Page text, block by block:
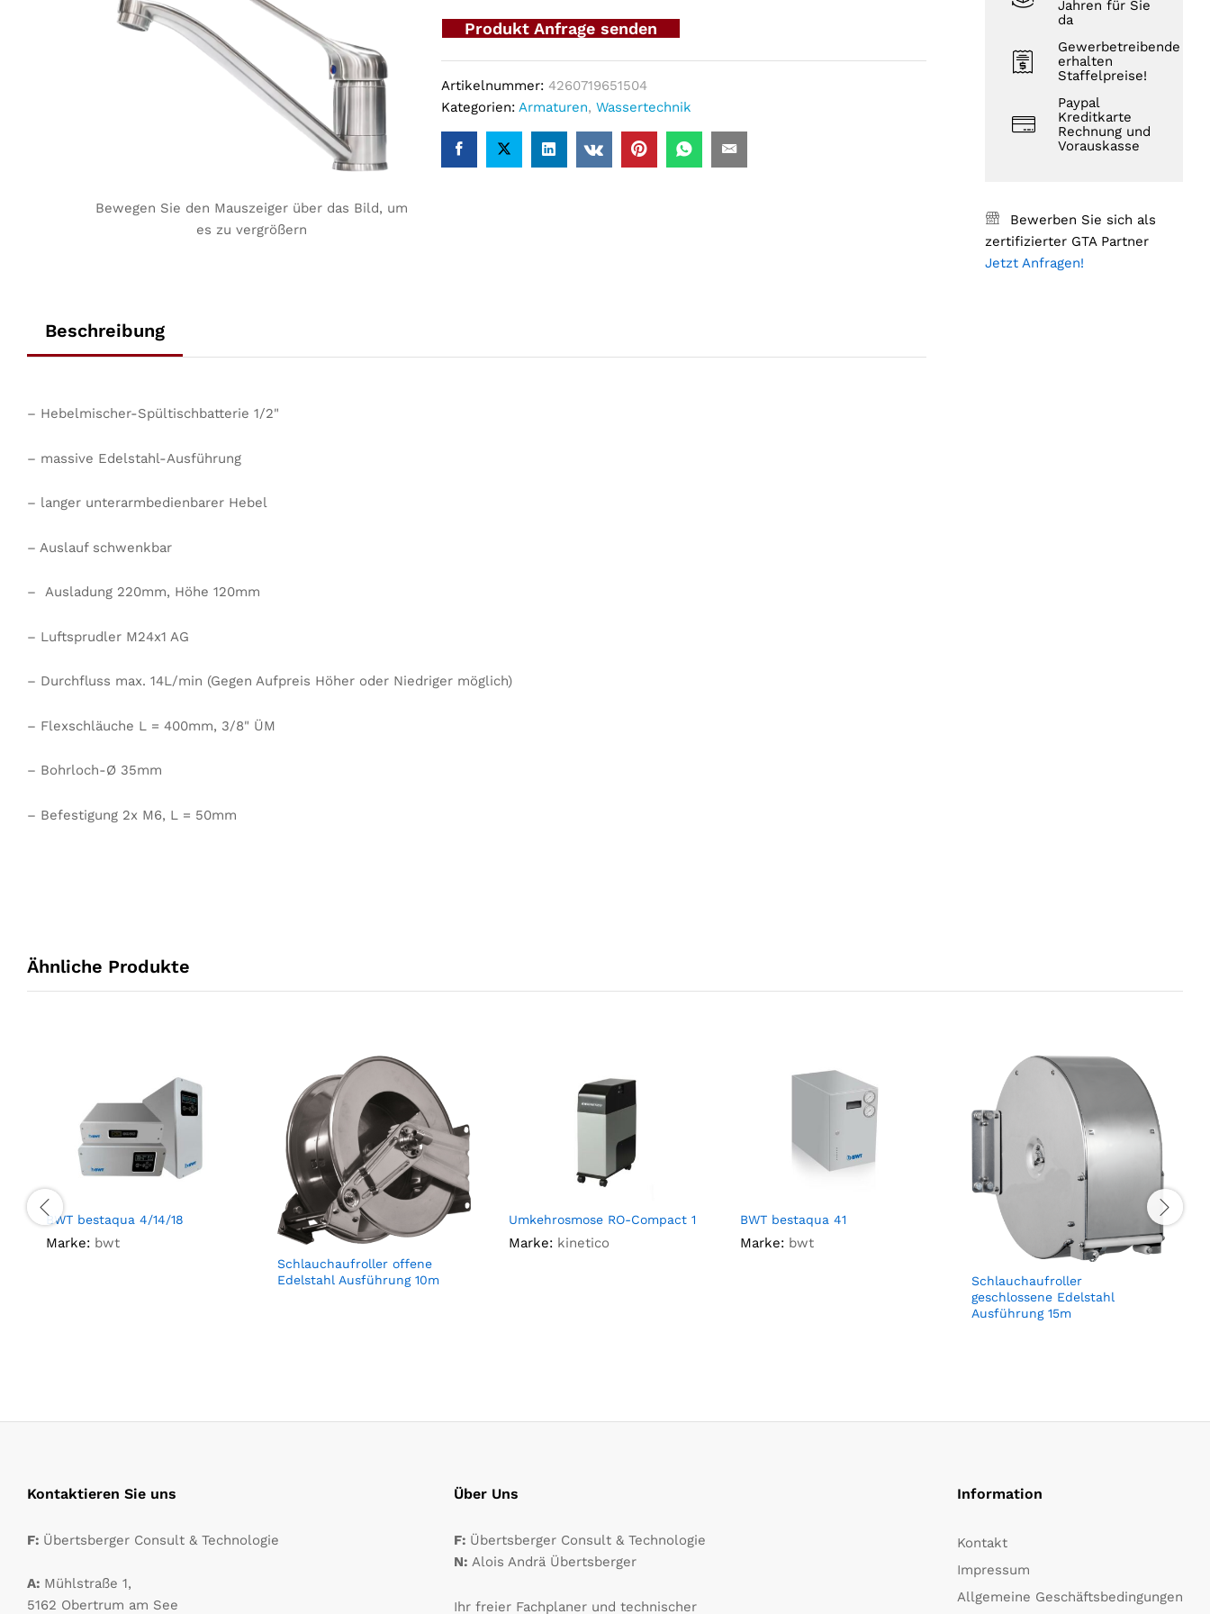
Bewegen Sie den Mauszeiger über das Bild, um
es zu vergrößern
Produkt Anfrage senden
Artikelnummer: 4260719651504
Kategorien: Armaturen, Wassertechnik
Beschreibung
– Hebelmischer-Spültischbatterie 1/2"
– massive Edelstahl-Ausführung
– langer unterarmbedienbarer Hebel
– Auslauf schwenkbar
– Ausladung 220mm, Höhe 120mm
– Luftsprudler M24x1 AG
– Durchfluss max. 14L/min (Gegen Aufpreis Höher oder Niedriger möglich)
– Flexschläuche L = 400mm, 3/8" ÜM
– Bohrloch-Ø 35mm
– Befestigung 2x M6, L = 50mm
Jahren für Sie
da
Gewerbetreibende
erhalten
Staffelpreise!
Paypal
Kreditkarte
Rechnung und
Vorauskasse
Bewerben Sie sich als
zertifizierter GTA Partner
Jetzt Anfragen!
Ähnliche Produkte
BWT bestaqua 4/14/18
Marke: bwt
Schlauchaufroller offene
Edelstahl Ausführung 10m
Umkehrosmose RO-Compact 1
Marke: kinetico
BWT bestaqua 41
Marke: bwt
Schlauchaufroller
geschlossene Edelstahl
Ausführung 15m
Kontaktieren Sie uns
F: Übertsberger Consult & Technologie
A: Mühlstraße 1,
5162 Obertrum am See
Über Uns
F: Übertsberger Consult & Technologie
N:Alois Andrä Übertsberger
Ihr freier Fachplaner und technischer
Information
Kontakt
Impressum
Allgemeine Geschäftsbedingungen